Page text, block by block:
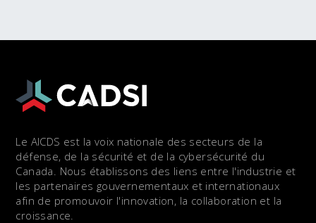
Le AICDS est la voix nationale des secteurs de la
défense, de la sécurité et de la cybersécurité du
Canada. Nous établissons des liens entre l'industrie et
les partenaires gouvernementaux et internationaux
afin de promouvoir l'innovation, la collaboration et la
croissance.